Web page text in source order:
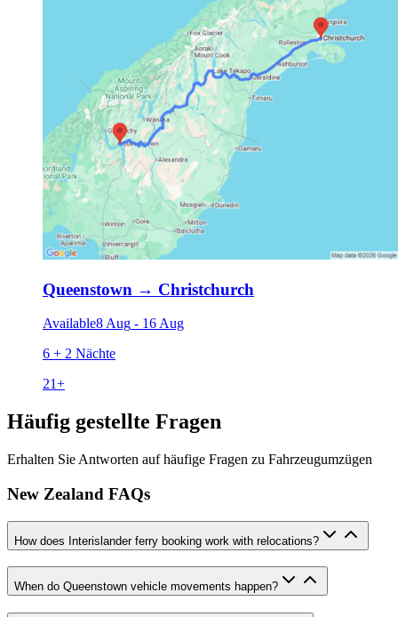
Queenstown → Christchurch
Available8 Aug - 16 Aug
6 + 2 Nächte
21+
Häufig gestellte Fragen
Erhalten Sie Antworten auf häufige Fragen zu Fahrzeugumzügen
New Zealand FAQs
How does Interislander ferry booking work with relocations?
When do Queenstown vehicle movements happen?